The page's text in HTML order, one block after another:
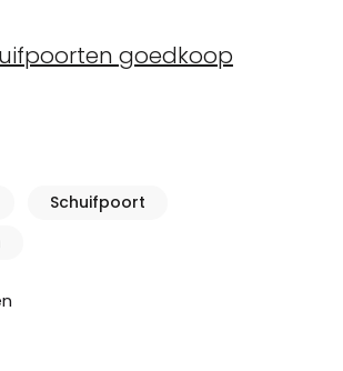
goedkoop
Schuifpoort